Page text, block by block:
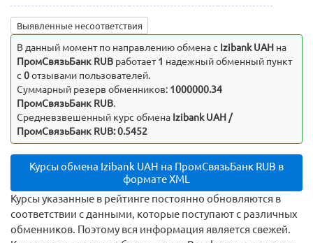
Выявленные несоответствия
В данный момент по направлению обмена c Izibank UAH на
ПромСвязьБанк RUBработает1 надежный обменный пункт
с 0отзывами пользователей.
Суммарный резерв обменников: 1000000.34
ПромСвязьБанк RUB.
Средневзвешенный курс обмена Izibank UAH /
ПромСвязьБанк RUB: 0.5452
Курсы обмена Izibank UAH на ПромСвязьБанк RUB в
формате XML
Курсы указанные в рейтинге постоянно обновляются в
соответствии с данными, которые поступают с различных
обменников. Поэтому вся информация является свежей.